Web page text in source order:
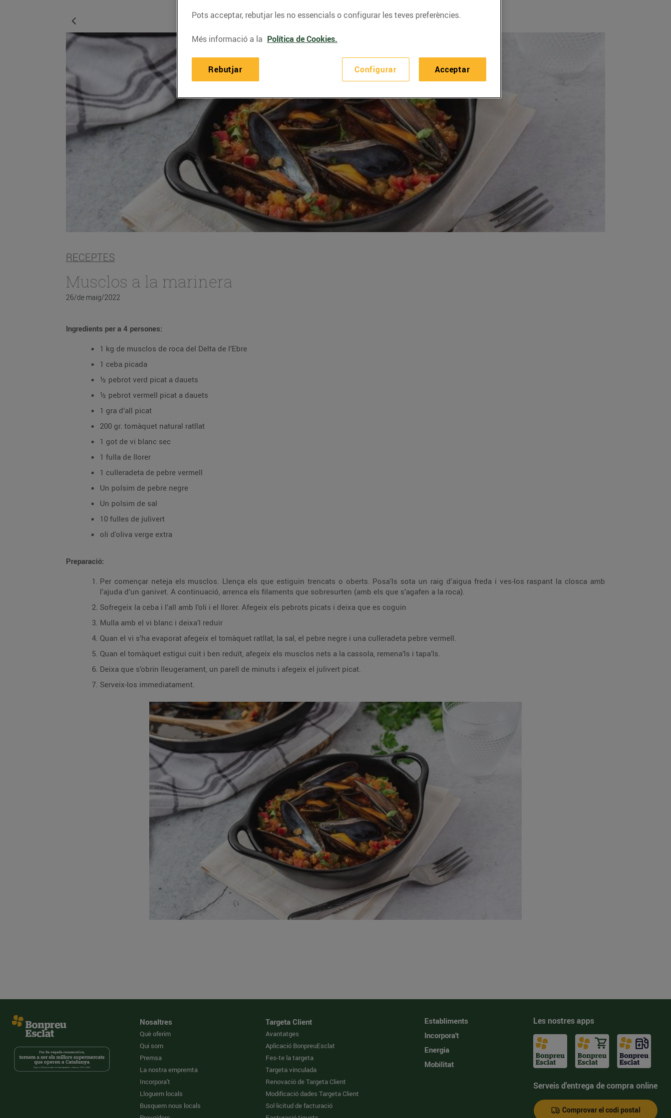
RECEPTES
Musclos a la marinera
26/de maig/2022
Ingredients per a 4 persones:
1 kg de musclos de roca del Delta de l’Ebre
1 ceba picada
½ pebrot verd picat a dauets
½ pebrot vermell picat a dauets
1 gra d’all picat
200 gr. tomàquet natural ratllat
1 got de vi blanc sec
1 fulla de llorer
1 culleradeta de pebre vermell
Un polsim de pebre negre
Un polsim de sal
10 fulles de julivert
oli d'oliva verge extra
Preparació:
Per començar neteja els musclos. Llença els que estiguin trencats o oberts. Posa’ls sota un raig d’aigua freda i ves-los raspant la closca amb
l’ajuda d’un ganivet. A continuació, arrenca els filaments que sobresurten (amb els que s’agafen a la roca).
Sofregeix la ceba i l’all amb l’oli i el llorer. Afegeix els pebrots picats i deixa que es coguin
Mulla amb el vi blanc i deixa’l reduir
Quan el vi s’ha evaporat afegeix el tomàquet ratllat, la sal, el pebre negre i una culleradeta pebre vermell.
Quan el tomàquet estigui cuit i ben reduït, afegeix els musclos nets a la cassola, remena’ls i tapa’ls.
Deixa que s’obrin lleugerament, un parell de minuts i afegeix el julivert picat.
Serveix-los immediatament.
Nosaltres
Què oferim
Qui som
Premsa
La nostra empremta
Incorpora't
Lloguem locals
Busquem nous locals
Targeta Client
Avantatges
Aplicació BonpreuEsclat
Fes-te la targeta
Targeta vinculada
Renovació de Targeta Client
Modificació dades Targeta Client
Sol·licitud de facturació
Establiments
Incorpora't
Energia
Mobilitat
Les nostres apps
Serveis d'entrega de compra online
Comprovar el codi postal
Pots acceptar, rebutjar les no essencials o configurar les teves preferències.
Més informació a la Política de Cookies.
Configurar
Rebutjar Acceptar